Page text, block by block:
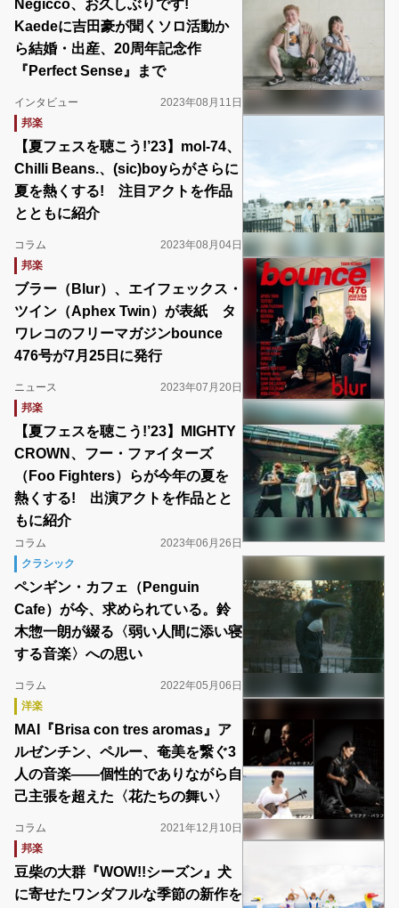
Negicco、お久しぶりです!
Kaedeに吉田豪が聞くソロ活動か
ら結婚・出産、20周年記念作
『Perfect Sense』まで
インタビュー
2023年08月11日
邦楽
【夏フェスを聴こう!’23】mol-74、
Chilli Beans.、(sic)boyらがさらに
夏を熱くする! 注目アクトを作品
とともに紹介
コラム
2023年08月04日
邦楽
ブラー（Blur）、エイフェックス・
ツイン（Aphex Twin）が表紙 タ
ワレコのフリーマガジンbounce
476号が7月25日に発行
ニュース
2023年07月20日
邦楽
【夏フェスを聴こう!’23】MIGHTY
CROWN、フー・ファイターズ
（Foo Fighters）らが今年の夏を
熱くする! 出演アクトを作品とと
もに紹介
コラム
2023年06月26日
クラシック
ペンギン・カフェ（Penguin
Cafe）が今、求められている。鈴
木惣一朗が綴る〈弱い人間に添い寝
する音楽〉への思い
コラム
2022年05月06日
洋楽
MAI『Brisa con tres aromas』ア
ルゼンチン、ペルー、奄美を繋ぐ3
人の音楽――個性的でありながら自
己主張を超えた〈花たちの舞い〉
コラム
2021年12月10日
邦楽
豆柴の大群『WOW!!シーズン』犬
に寄せたワンダフルな季節の新作を